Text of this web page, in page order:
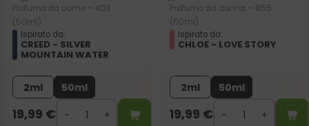
Profumo da uomo – 403
(50ml)
Ispirato da:
CREED - SILVER
MOUNTAIN WATER
2ml 50ml
19,99 €
Profumo da donna – 855
(50ml)
Ispirato da:
CHLOE - LOVE STORY
2ml 50ml
19,99 €